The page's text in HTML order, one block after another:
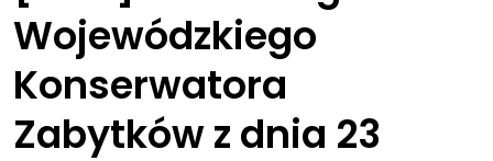
Wojewódzkiego
Konserwatora
Zabytków z dnia 23